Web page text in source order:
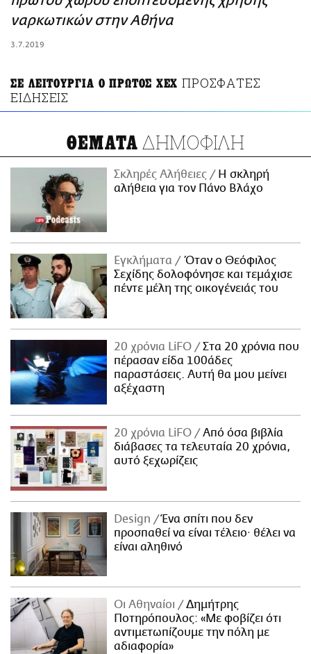
ΑΜΠΑ
ναρκωτικών στην Αθήνα
3.7.2019
ΣΕ ΛΕΙΤΟΥΡΓΙΑ Ο ΠΡΩΤΟΣ ΧΕΧ ΠΡΟΣΦΑΤΕΣ
ΕΙΔΗΣΕΙΣ
ΘΕΜΑΤΑ ΔΗΜΟΦΙΛΗ
Σκληρές Αλήθειες
H σκληρή
αλήθεια για τον Πάνο Βλάχο
Εγκλήματα
Όταν ο Θεόφιλος
Σεχίδης δολοφόνησε και τεμάχισε
πέντε μέλη της οικογένειάς του
20 χρόνια LiFO
Στα 20 χρόνια που
πέρασαν είδα 100άδες
παραστάσεις. Αυτή θα μου μείνει
αξέχαστη
20 χρόνια LiFO
Από όσα βιβλία
διάβασες τα τελευταία 20 χρόνια,
αυτό ξεχωρίζεις
Design
Ένα σπίτι που δεν
προσπαθεί να είναι τέλειο· θέλει να
είναι αληθινό
Οι Αθηναίοι
Δημήτρης
Ποτηρόπουλος: «Με φοβίζει ότι
αντιμετωπίζουμε την πόλη με
αδιαφορία»